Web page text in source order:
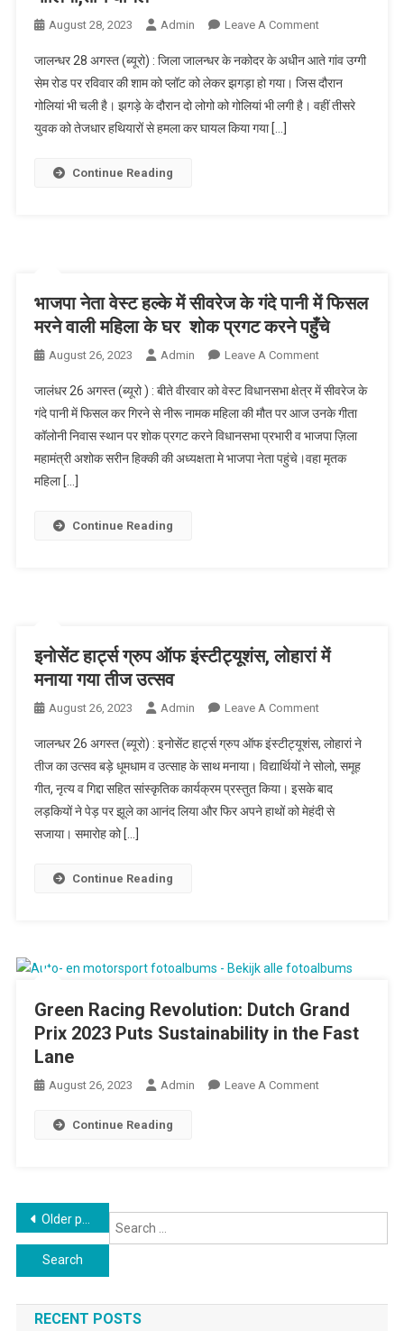
August 28, 2023 Admin Leave A CommentOn जालन्धर :
हुए झगड़े में चली
गोलियां,तीन
घायल
जालन्धर 28 अगस्त (ब्यूरो) : जिला जालन्धर के नकोदर के अधीन आते गांव उग्गी
सेम रोड पर रविवार की शाम को प्लॉट को लेकर झगड़ा हो गया। जिस दौरान
गोलियां भी चली है। झगड़े के दौरान दो लोगो को गोलियां भी लगी है। वहीं तीसरे
युवक को तेजधार हथियारों से हमला कर घायल किया गया […]
Continue Reading
भाजपा नेता वेस्ट हल्के में सीवरेज के गंदे पानी में फिसल
मरने वाली महिला के घर शोक प्रगट करने पहुँचे
August 26, 2023 Admin Leave A CommentOn भाजपा नेता
सीवरेज के गंदे
पानी में फिसल
मरने वाली महिला
के घर शोक
जालंधर 26 अगस्त (ब्यूरो ) : बीते वीरवार को वेस्ट विधानसभा क्षेत्र में सीवरेज के
गंदे पानी में फिसल कर गिरने से नीरू नामक महिला की मौत पर आज उनके गीता
कॉलोनी निवास स्थान पर शोक प्रगट करने विधानसभा प्रभारी व भाजपा ज़िला
महामंत्री अशोक सरीन हिक्की की अध्यक्षता मे भाजपा नेता पहुंचे।वहा मृतक
महिला […]
Continue Reading
इनोसेंट हार्ट्स ग्रुप ऑफ इंस्टीट्यूशंस, लोहारां में
मनाया गया तीज उत्सव
August 26, 2023 Admin Leave A CommentOn इनोसेंट
इंस्टीट्यूशंस,
लोहारां में मनाया
गया तीज उत्सव
जालन्धर 26 अगस्त (ब्यूरो) : इनोसेंट हार्ट्स ग्रुप ऑफ इंस्टीट्यूशंस, लोहारां ने
तीज का उत्सव बड़े धूमधाम व उत्साह के साथ मनाया। विद्यार्थियों ने सोलो, समूह
गीत, नृत्य व गिद्दा सहित सांस्कृतिक कार्यक्रम प्रस्तुत किया। इसके बाद
लड़कियों ने पेड़ पर झूले का आनंद लिया और फिर अपने हाथों को मेहंदी से
सजाया। समारोह को […]
Continue Reading
Green Racing Revolution: Dutch Grand
Prix 2023 Puts Sustainability in the Fast
Lane
August 26, 2023 Admin Leave A CommentOn Green
Sustainability
Continue Reading
Posts navigation
Older posts
RECENT POSTS